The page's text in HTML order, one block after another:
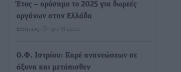
Έτος – ορόσημο το 2025 για δωρεές
οργάνων στην Ελλάδα
Ειδήσεις πριν 11 ώρες
Ο.Φ. Ιστρίου: Καρέ ανανεώσεων σε
άξονα και μετόπισθεν